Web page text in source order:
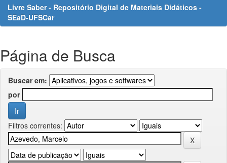
Livre Saber - Repositório Digital de Materiais Didáticos -
SEaD-UFSCar
Página de Busca
Buscar em:
por
Filtros correntes: